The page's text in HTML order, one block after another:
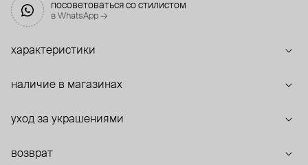
посоветоваться со стилистом
в WhatsApp →
характеристики
наличие в магазинах
уход за украшениями
возврат